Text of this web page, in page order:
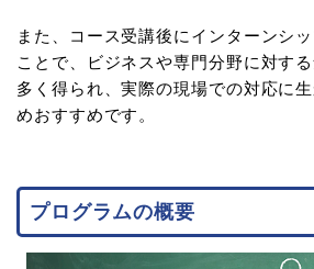
また、コース受講後にインターンシ
ことで、ビジネスや専門分野に対す
多く得られ、実際の現場での対応に
めおすすめです。
プログラムの概要